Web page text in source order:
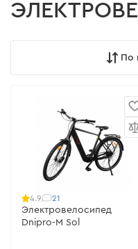
По
4.9 21
Электровелосипед
Dnipro-M Sol